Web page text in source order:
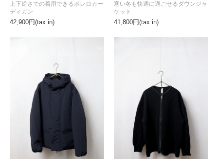
42,900円(tax in)
上下逆さでの着用できるボレロカー
ディガン
41,800円(tax in)
寒い冬も快適に過ごせるダウンジャ
ケット